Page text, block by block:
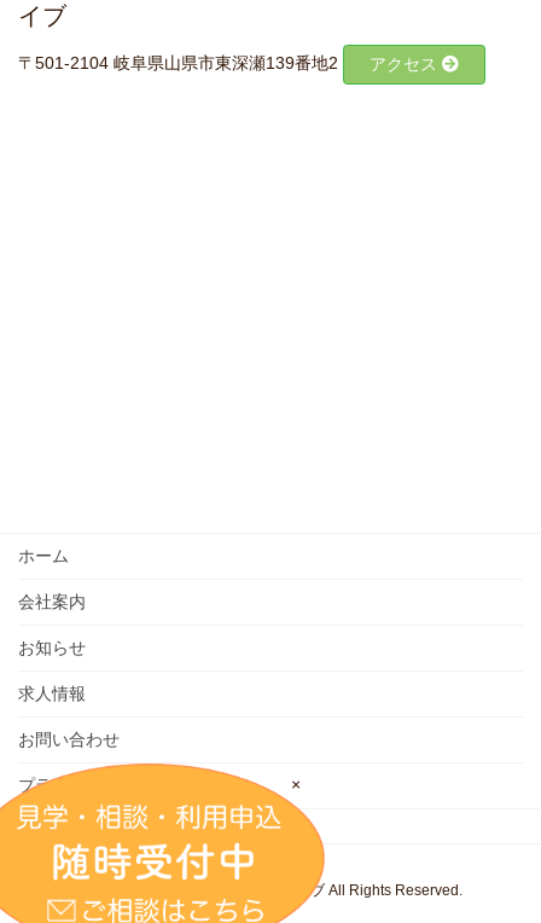
×
イブ
〒501-2104 岐阜県山県市東深瀬139番地2 アクセス
ホーム
会社案内
お知らせ
求人情報
お問い合わせ
プライバシーポリシー
Copyright © 株式会社 キッズウェイブ All Rights Reserved.